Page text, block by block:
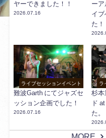
ヤーできました！！
2026.07.16
ーア
イブ
た！
ライブセッションイベント
難波Garth にてジャズセ
ッション企画でした！
2026.07.16
ラ
杉本
ド
た。